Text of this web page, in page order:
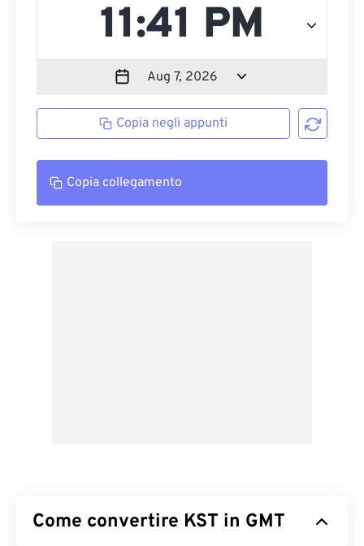
Copia negli appunti
Copia collegamento
Come convertire KST in GMT